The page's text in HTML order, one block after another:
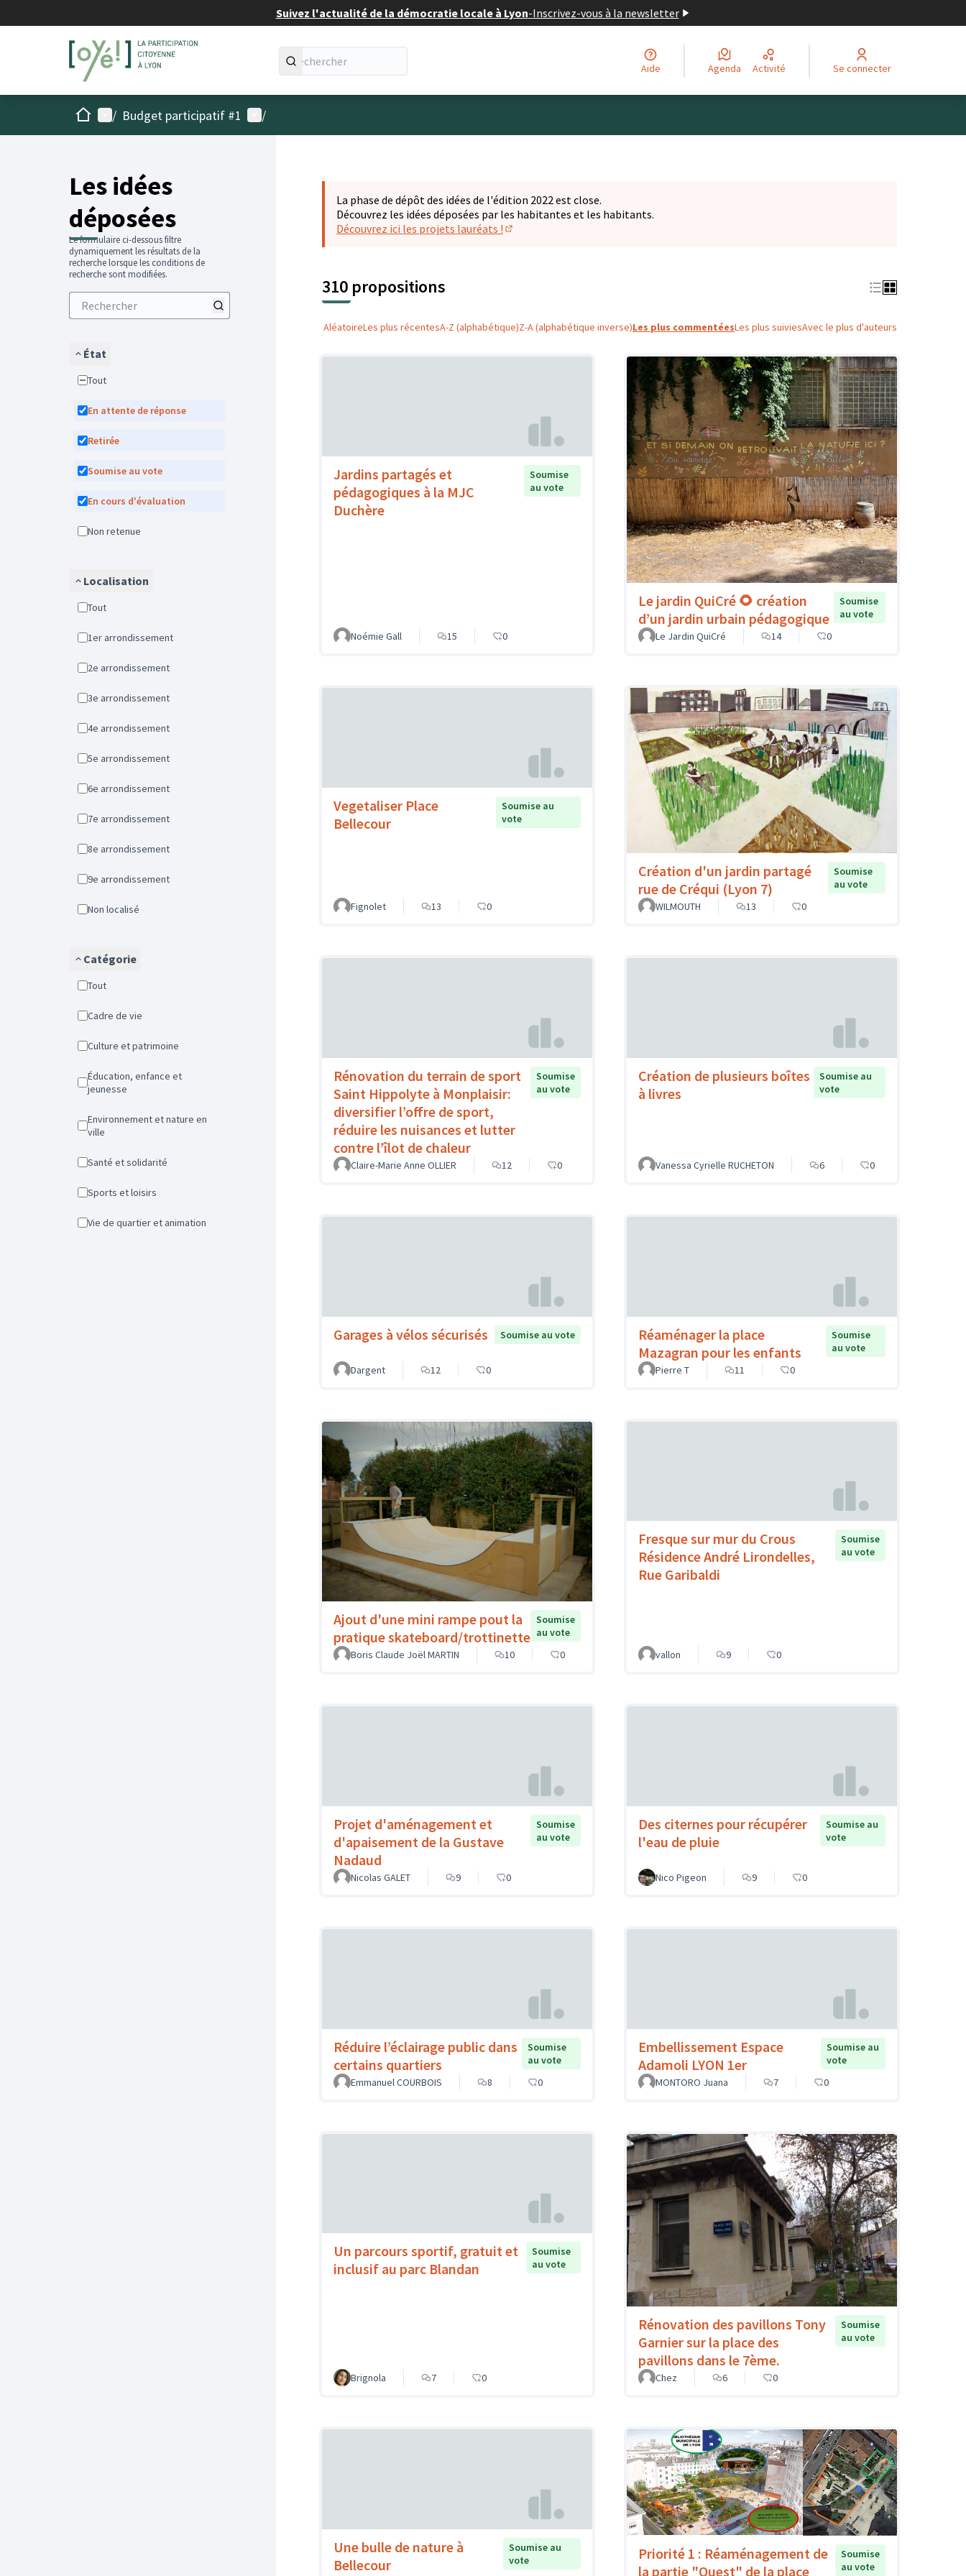
Suivez l'actualité de la démocratie locale à Lyon-Inscrivez-vous à la newsletter
Aide Agenda Activité Se connecter
AccueilMenu principal
/ Budget participatif #1 Menu utilisateur
/
Les idées
déposées
Le formulaire ci-dessous filtre
dynamiquement les résultats de la
recherche lorsque les conditions de
recherche sont modifiées.
État
Tout
En attente de réponse
Retirée
Soumise au vote
En cours d'évaluation
Non retenue
Localisation
Tout
1er arrondissement
2e arrondissement
3e arrondissement
4e arrondissement
5e arrondissement
6e arrondissement
7e arrondissement
8e arrondissement
9e arrondissement
Non localisé
Catégorie
Tout
Cadre de vie
Culture et patrimoine
Éducation, enfance et
jeunesse
Environnement et nature en
ville
Santé et solidarité
Sports et loisirs
Vie de quartier et animation
La phase de dépôt des idées de l'édition 2022 est close.
Découvrez les idées déposées par les habitantes et les habitants.
Découvrez ici les projets lauréats !
310 propositions
AléatoireLes plus récentesA-Z (alphabétique)Z-A (alphabétique inverse)Les plus commentéesLes plus suiviesAvec le plus d'auteurs
Jardins partagés et
pédagogiques à la MJC
Duchère
Soumise
au vote
Noémie Gall 15 0
Le jardin QuiCré 🌻 création
d’un jardin urbain pédagogique
Soumise
au vote
Le Jardin QuiCré
14 0
Vegetaliser Place
Bellecour
Soumise au
vote
Fignolet 13 0
Création d'un jardin partagé
rue de Créqui (Lyon 7)
Soumise
au vote
WILMOUTH
13 0
Rénovation du terrain de sport
Saint Hippolyte à Monplaisir:
diversifier l’offre de sport,
réduire les nuisances et lutter
contre l’îlot de chaleur
Soumise
au vote
Claire-Marie Anne OLLIER 12 0
Création de plusieurs boîtes
à livres
Soumise au
vote
Vanessa Cyrielle RUCHETON 6 0
Garages à vélos sécurisés Soumise au vote
Dargent 12 0
Réaménager la place
Mazagran pour les enfants
Soumise
au vote
Pierre T
11 0
Ajout d'une mini rampe pout la
pratique skateboard/trottinette
Soumise
au vote
Boris Claude Joël MARTIN
10 0
Fresque sur mur du Crous
Résidence André Lirondelles,
Rue Garibaldi
Soumise
au vote
vallon 9 0
Projet d'aménagement et
d'apaisement de la Gustave
Nadaud
Soumise
au vote
Nicolas GALET 9 0
Des citernes pour récupérer
l'eau de pluie
Soumise au
vote
Nico Pigeon 9 0
Réduire l’éclairage public dans
certains quartiers
Soumise
au vote
Emmanuel COURBOIS
8 0
Embellissement Espace
Adamoli LYON 1er
Soumise au
vote
MONTORO Juana
7 0
Un parcours sportif, gratuit et
inclusif au parc Blandan
Soumise
au vote
Brignola 7 0
Rénovation des pavillons Tony
Garnier sur la place des
pavillons dans le 7ème.
Soumise
au vote
Chez 6 0
Une bulle de nature à
Bellecour
Soumise au
vote
Priorité 1 : Réaménagement de
la partie "Ouest" de la place
Soumise
au vote